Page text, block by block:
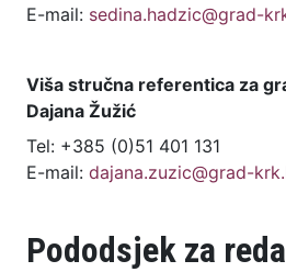
E-mail: sedina.hadzic@grad-
Viša stručna referentica za
Dajana Žužić
Tel: +385 (0)51 401 131
E-mail: dajana.zuzic@grad-
Pododsjek za